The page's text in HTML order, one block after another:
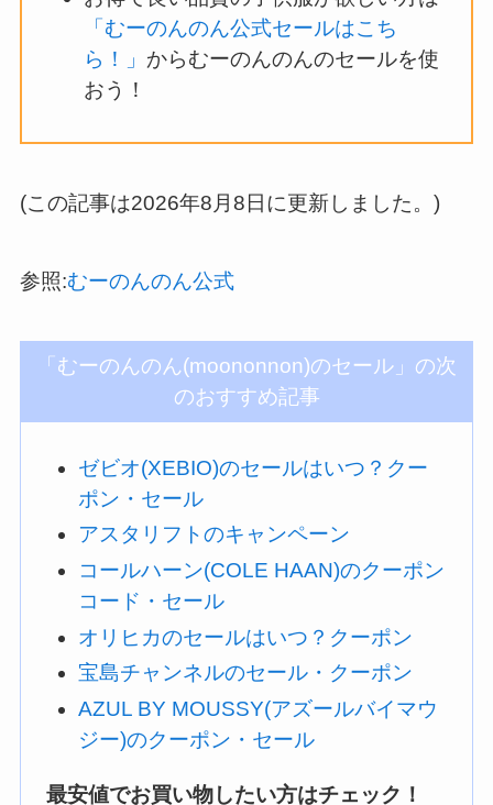
「むーのんのん公式セールはこち
ら！」 からむーのんのんのセールを使
おう！
(この記事は2026年8月8日に更新しました。)
参照:むーのんのん公式
「むーのんのん(moononnon)のセール」の次
のおすすめ記事
ゼビオ(XEBIO)のセールはいつ？クー
ポン・セール
アスタリフトのキャンペーン
コールハーン(COLE HAAN)のクーポン
コード・セール
オリヒカのセールはいつ？クーポン
宝島チャンネルのセール・クーポン
AZUL BY MOUSSY(アズールバイマウ
ジー)のクーポン・セール
最安値でお買い物したい方はチェック！